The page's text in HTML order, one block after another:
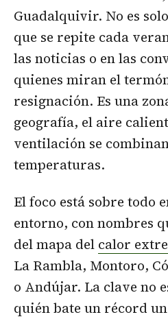
Guadalquivir. No es
que se repite cada
las noticias o en las
quienes miran el
resignación. Es una
geografía, el aire
ventilación se
temperaturas.
El foco está sobre todo
entorno, con nombres
del mapa del calor
La Rambla, Montoro,
o Andújar. La clave no
quién bate un récord